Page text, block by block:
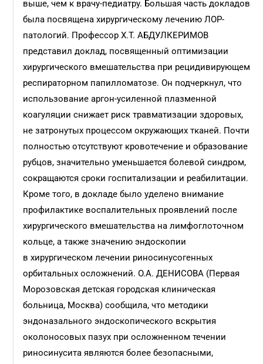
выше, чем к врачу-педиатру. Большая часть докладов
была посвящена хирургическому лечению ЛОР-
патологий. Профессор Х.Т. АБДУЛКЕРИМОВ
представил доклад, посвященный оптимизации
хирургического вмешательства при рецидивирующем
респираторном папилломатозе. Он подчеркнул, что
использование аргон-усиленной плазменной
коагуляции снижает риск травматизации здоровых,
не затронутых процессом окружающих тканей. Почти
полностью отсутствуют кровотечение и образование
рубцов, значительно уменьшается болевой синдром,
сокращаются сроки госпитализации и реабилитации.
Кроме того, в докладе было уделено внимание
профилактике воспалительных проявлений после
хирургического вмешательства на лимфоглоточном
кольце, а также значению эндоскопии
в хирургическом лечении риносинусогенных
орбитальных осложнений. О.А. ДЕНИСОВА (Первая
Морозовская детская городская клиническая
больница, Москва) сообщила, что методики
эндоназального эндоскопического вскрытия
околоносовых пазух при осложненном течении
риносинусита являются более безопасными,